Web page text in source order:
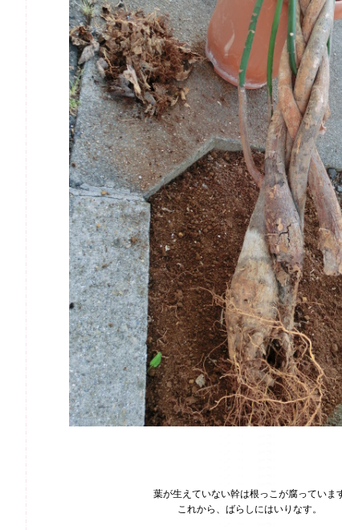
葉が生えていない幹は根っこが腐っていま
これから、ばらしにはいりなす。